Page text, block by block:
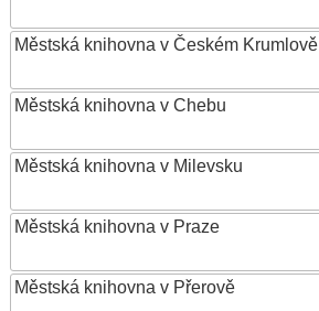
Městská knihovna v Českém Krumlově
Městská knihovna v Chebu
Městská knihovna v Milevsku
Městská knihovna v Praze
Městská knihovna v Přerově